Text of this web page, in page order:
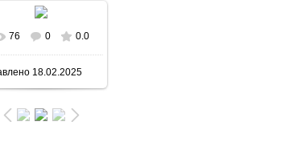
В реальном размере
/ 109.0Kb
76 0 0.0
18.02.2025